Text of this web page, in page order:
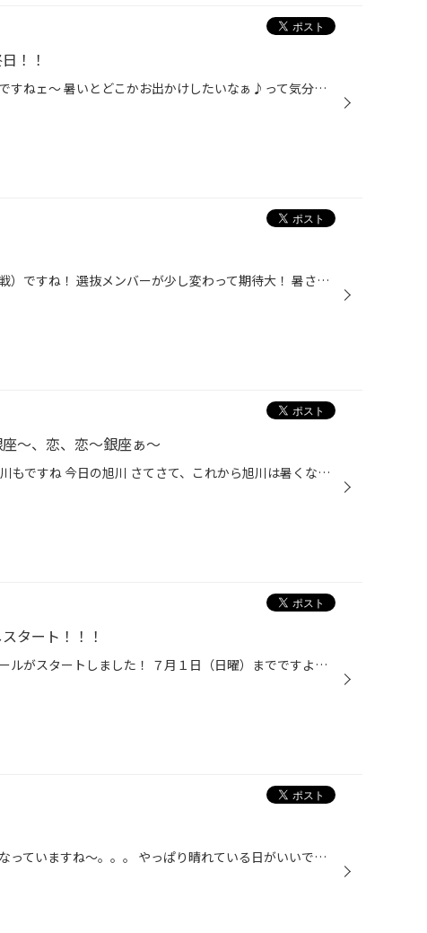
！！
昨日、今日は久々に暑かったですねェ～ 暑いとどこかお出かけしたいなぁ♪って気分になります。 お出かけ前の空気圧点検無料です！ お立ち寄りください。 明日は決算セール最終日です。 好評のタイヤ成約で商品券プレゼントはもう終了してしまいましたが... お値段で頑張ります！出来るだけ！ お子様...
今日はサッカー（ポーランド戦）ですね！ 選抜メンバーが少し変わって期待大！ 暑さと疲労で体力的に厳しい状況だと思いますが 日本全国で大勢の人が応援してますので 是非勝ってほしいですね！ タイヤ館大雪通りも応援してまーす！！ 大雪店は今日も元気に営業しておりますが 皆さんお車のエンジン...
～、恋、恋～銀座ぁ～
こんにちは 旭川は雨です、旭川もですね 今日の旭川 さてさて、これから旭川は暑くなります エアコンも使います エアコン、臭っさくないです？ 外の空気の汚れを取ってから車内に入ってきます 汚れたフィルター↓ フィルターには花粉、カビ、菌などが付着し 特に夏場は暑さによって匂いの素の菌が繁...
タート！！！
今日から半期に一度の決算セールがスタートしました！ ７月１日（日曜）までですよ～ タイヤ館の売り出しではめずらしいかな？ お買い上げ金額に応じて商品券が当たります！ こちらは先着順となっておりますが、ホントにお得な機会になっております。 この機会をお見逃しなく♪
今日は天気も悪くカミナリがなっていますね～。。。 やっぱり晴れている日がいいですね！ そんな中大雪通り店は元気に営業しております！ 外装も足場が取れてすっきりしましたね 今までとは雰囲気が変わりました！ これから店内の方も改装していきます 改装中はご迷惑をおかけしますが皆様のご来店...